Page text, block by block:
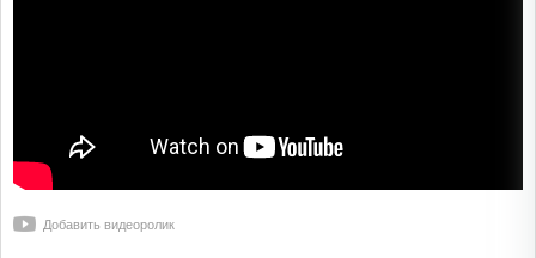
Добавить видеоролик